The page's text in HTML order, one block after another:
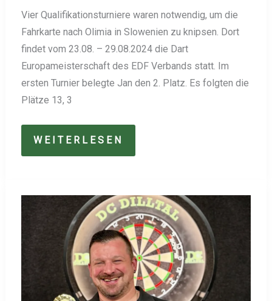
Vier Qualifikationsturniere waren notwendig, um die
Fahrkarte nach Olimia in Slowenien zu knipsen. Dort
findet vom 23.08. – 29.08.2024 die Dart
Europameisterschaft des EDF Verbands statt. Im
ersten Turnier belegte Jan den 2. Platz. Es folgten die
Plätze 13, 3
JAN
KÖNIG
BEI
IN
SLOWENIEN
WEITERLESEN